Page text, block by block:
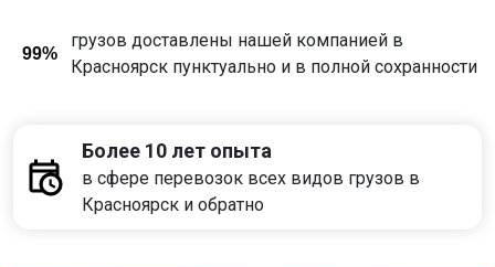
99%
грузов доставлены нашей компанией в
Красноярск пунктуально и в полной сохранности
Более 10 лет опыта
в сфере перевозок всех видов грузов в
Красноярск и обратно